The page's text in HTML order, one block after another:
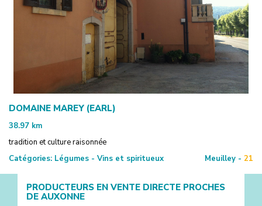
DOMAINE MAREY (EARL)
38.97 km
tradition et culture raisonnée
Catégories: Légumes - Vins et spiritueux Meuilley - 21
PRODUCTEURS EN VENTE DIRECTE PROCHES
DE AUXONNE